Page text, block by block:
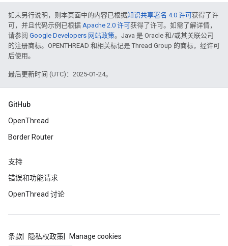
如未另行说明，则本页面中的内容已根据知识共享署名 4.0 许可获得了许
可，并且代码示例已根据 Apache 2.0 许可获得了许可。如需了解详情，
请参阅 Google Developers 网站政策。Java 是 Oracle 和/或其关联公司
的注册商标。OPENTHREAD 和相关标记是 Thread Group 的商标，经许可
后使用。
最后更新时间 (UTC)：2025-01-24。
GitHub
OpenThread
Border Router
支持
错误和功能请求
OpenThread 讨论
条款 隐私权政策 Manage cookies